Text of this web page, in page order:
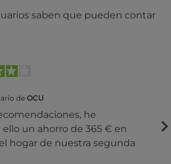
saben que pueden contar
de OCU
he
un ahorro de 365 € en
hogar de nuestra segunda